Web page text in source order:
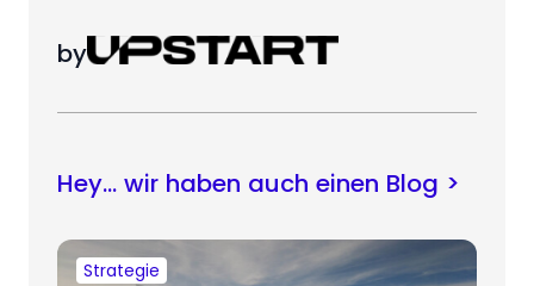
by
Hey… wir haben auch einen Blog >
Strategie